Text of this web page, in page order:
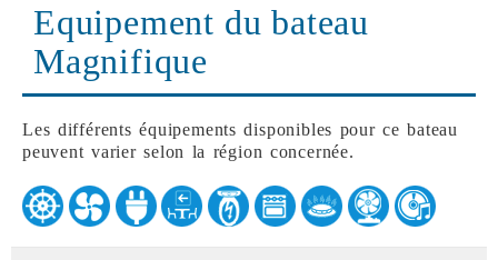
Equipement du bateau
Magnifique
Les différents équipements disponibles pour ce bateau
peuvent varier selon la région concernée.